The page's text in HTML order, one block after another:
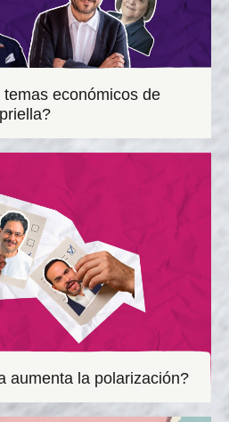
económicos de
aumenta la polarización?